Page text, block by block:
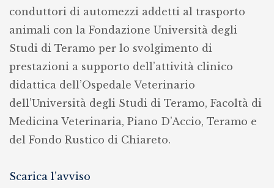
al
trasporto
animali
(F.5/2020)
conduttori di automezzi addetti al trasporto
animali con la Fondazione Università degli
Studi di Teramo per lo svolgimento di
prestazioni a supporto dell’attività clinico
didattica dell’Ospedale Veterinario
dell’Università degli Studi di Teramo, Facoltà di
Medicina Veterinaria, Piano D’Accio, Teramo e
del Fondo Rustico di Chiareto.
Scarica l’avviso